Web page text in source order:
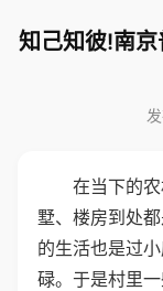
知己知彼!南
在当下的
墅、楼房到处
的生活也是过
碌。于是村里